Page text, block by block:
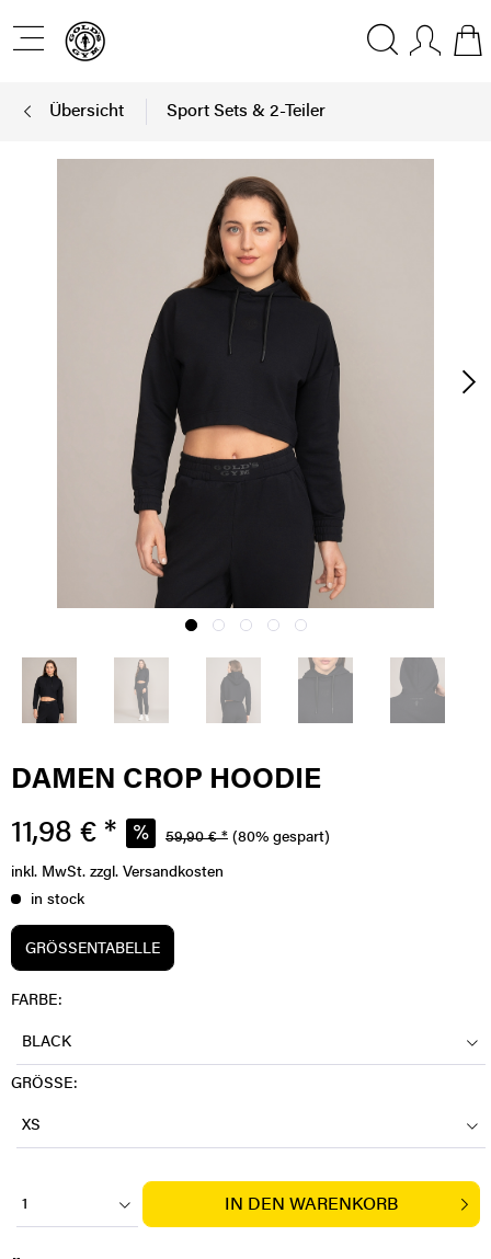
Übersicht Sport Sets & 2-Teiler
DAMEN CROP HOODIE
11,98 € * 59,90 € * (80% gespart)
inkl. MwSt. zzgl. Versandkosten
in stock
GRÖSSENTABELLE
FARBE:
BLACK
GRÖSSE:
XS
1 IN DEN WARENKORB